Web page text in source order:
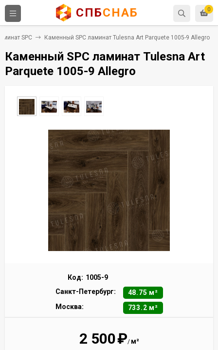
0
СПБСНАБ
SPC Каменный SPC ламинат Tulesna Art Parquete 1005-9 Allegro
Каменный SPC ламинат Tulesna Art
Parquete 1005-9 Allegro
Код: 1005-9
Санкт-Петербург:
48.75 м²
Москва:
733.2 м²
2 500₽/ м²